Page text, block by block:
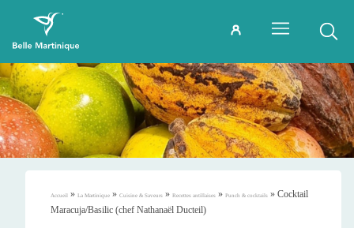
Accueil » La Martinique » Cuisine & Saveurs » Recettes antillaises » Punch & cocktails » Cocktail
Maracuja/Basilic (chef Nathanaël Ducteil)